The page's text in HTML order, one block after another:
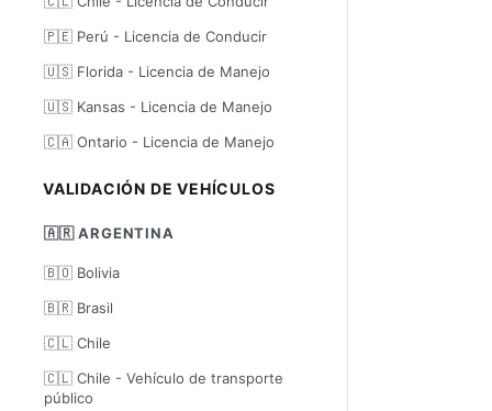
🇵🇪 Perú - Licencia de Conducir
🇺🇸 Florida - Licencia de Manejo
🇺🇸 Kansas - Licencia de Manejo
🇨🇦 Ontario - Licencia de Manejo
VALIDACIÓN DE VEHÍCULOS
🇦🇷 ARGENTINA
🇧🇴 Bolivia
🇧🇷 Brasil
🇨🇱 Chile
🇨🇱 Chile - Vehículo de transporte
público